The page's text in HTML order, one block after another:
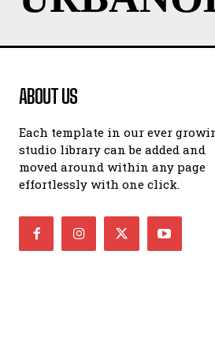
ABOUT US
Each template in our ever
studio library can be added and
moved around within any page
effortlessly with one click.